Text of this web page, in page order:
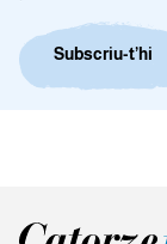
Subscriu-t’hi